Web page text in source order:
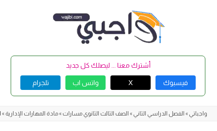
أشترك معنا ... ليصلك كل جديد
فيسبوك X واتس اب تلجرام
واجباتي » الفصل الدراسي الثاني » الصف الثالث الثانوي مسارات »مادة المهارات الإدارية »